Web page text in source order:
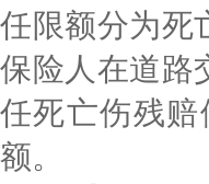
任限额分为死
保险人在道路
任死亡伤残
额。